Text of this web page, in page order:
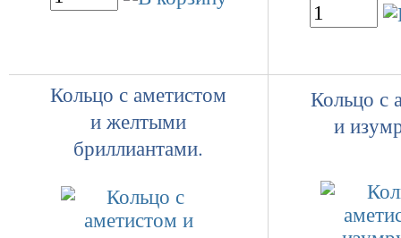
Кольцо с аметистом
и желтыми
бриллиантами.
Кольцо с
и